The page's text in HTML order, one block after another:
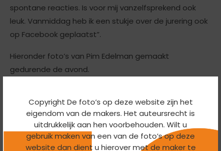
Copyright De foto’s op deze website zijn het
eigendom van de makers. Het auteursrecht is
uitdrukkelijk aan hen voorbehouden. Wilt u
gebruik maken van een van de foto’s op deze
website dan dient u hierover met de maker te
spontane reacties. Is voor mij vanzelfsprekend ook
leuk. Vanmiddag heb ik een stukje over de jurering ook
op Facebook geplaatst”.
Hieronder foto’s van Pim Edelman gemaakt
gedurende de avond.